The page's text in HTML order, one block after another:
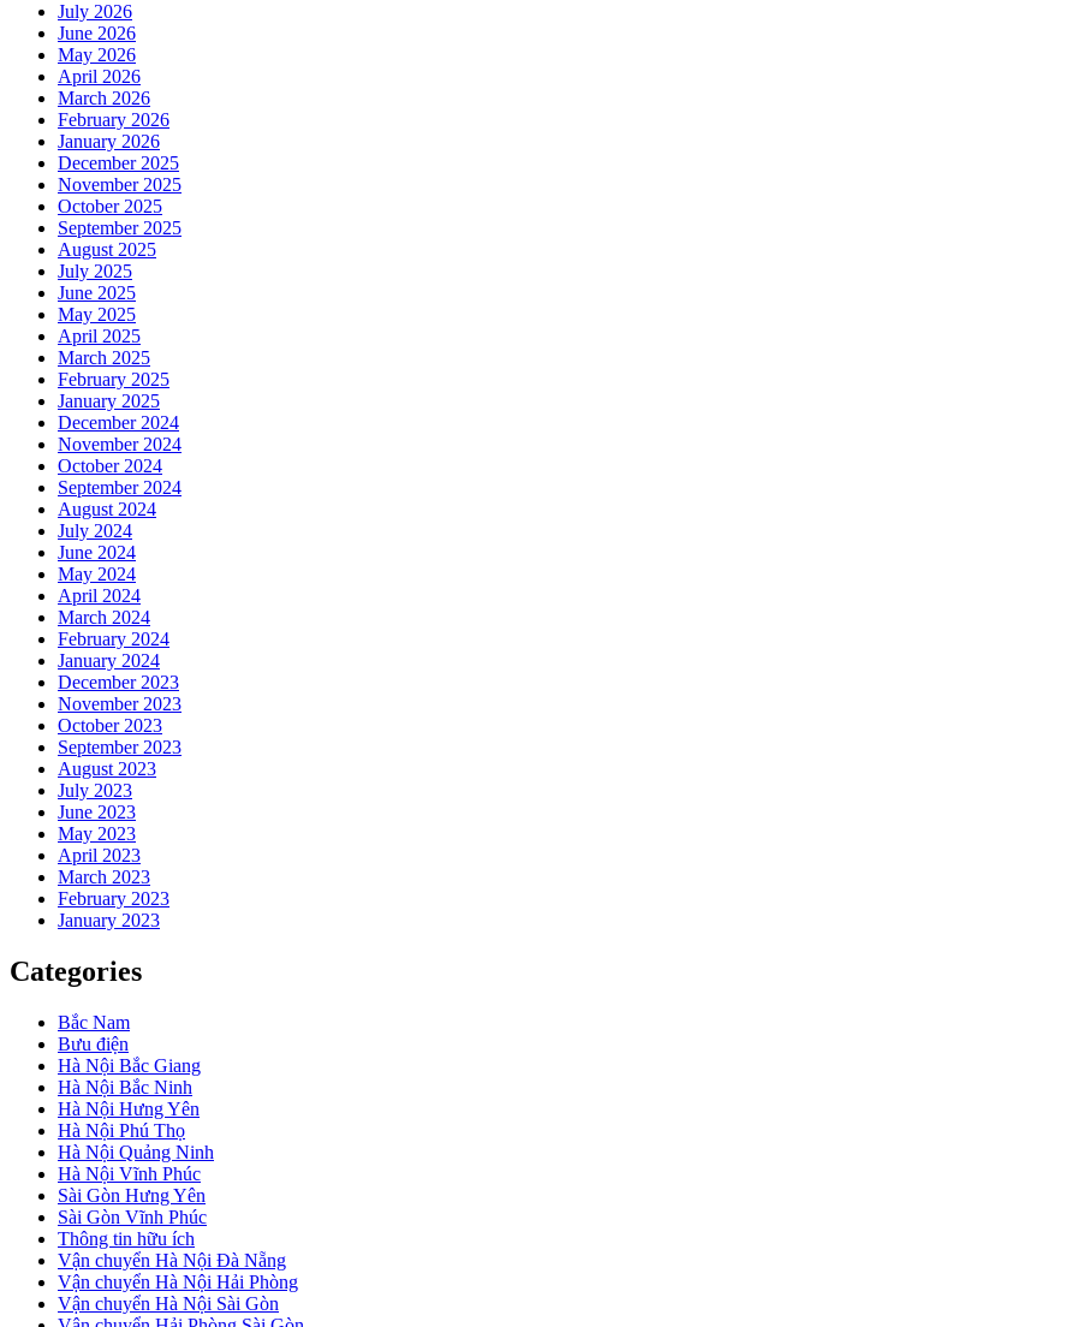
July 2026
June 2026
May 2026
April 2026
March 2026
February 2026
January 2026
December 2025
November 2025
October 2025
September 2025
August 2025
July 2025
June 2025
May 2025
April 2025
March 2025
February 2025
January 2025
December 2024
November 2024
October 2024
September 2024
August 2024
July 2024
June 2024
May 2024
April 2024
March 2024
February 2024
January 2024
December 2023
November 2023
October 2023
September 2023
August 2023
July 2023
June 2023
May 2023
April 2023
March 2023
February 2023
January 2023
Categories
Bắc Nam
Bưu điện
Hà Nội Bắc Giang
Hà Nội Bắc Ninh
Hà Nội Hưng Yên
Hà Nội Phú Thọ
Hà Nội Quảng Ninh
Hà Nội Vĩnh Phúc
Sài Gòn Hưng Yên
Sài Gòn Vĩnh Phúc
Thông tin hữu ích
Vận chuyển Hà Nội Đà Nẵng
Vận chuyển Hà Nội Hải Phòng
Vận chuyển Hà Nội Sài Gòn